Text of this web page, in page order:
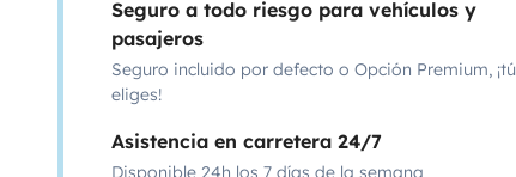
Seguro a todo riesgo para vehículos y
pasajeros
Seguro incluido por defecto o Opción Premium, ¡tú
eliges!
Asistencia en carretera 24/7
Disponible 24h los 7 días de la semana